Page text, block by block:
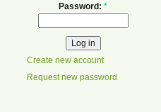
Password: *
Create new account
Request new password